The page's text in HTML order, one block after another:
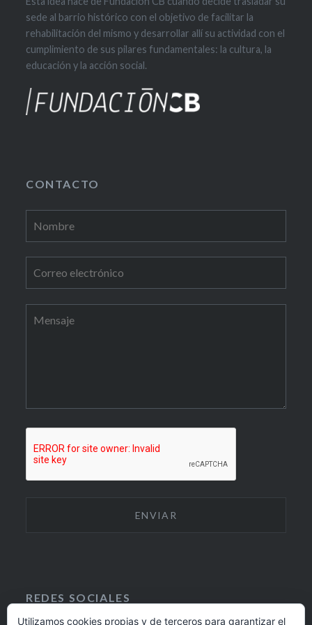
sede al barrio histórico con el objetivo de facilitar la
rehabilitación del mismo y desarrollar allí su actividad con el
cumplimiento de sus pilares fundamentales: la cultura, la
educación y la acción social.
CONTACTO
REDES SOCIALES
Utilizamos cookies propias y de terceros para garantizar el